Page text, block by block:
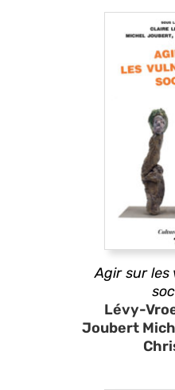
Agir sur les
Lévy-
Joubert